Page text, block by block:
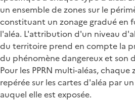
un ensemble de zones sur le
constituant un zonage gradué en
l'aléa. L'attribution d'un niveau
du territoire prend en compte la
du phénomène dangereux et son
Pour les PPRN multi-aléas,
repérée sur les cartes d'aléa par
auquel elle est exposée.